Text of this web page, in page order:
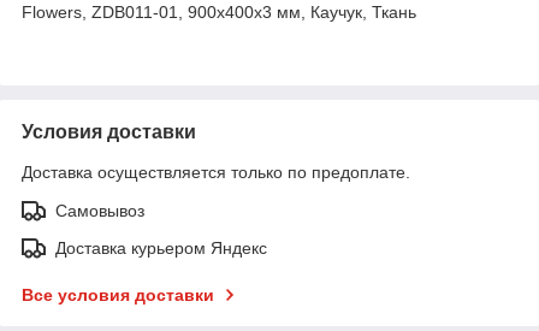
Flowers, ZDB011-01, 900х400х3 мм, Каучук, Ткань
Условия доставки
Доставка осуществляется только по предоплате.
Самовывоз
Доставка курьером Яндекс
Все условия доставки